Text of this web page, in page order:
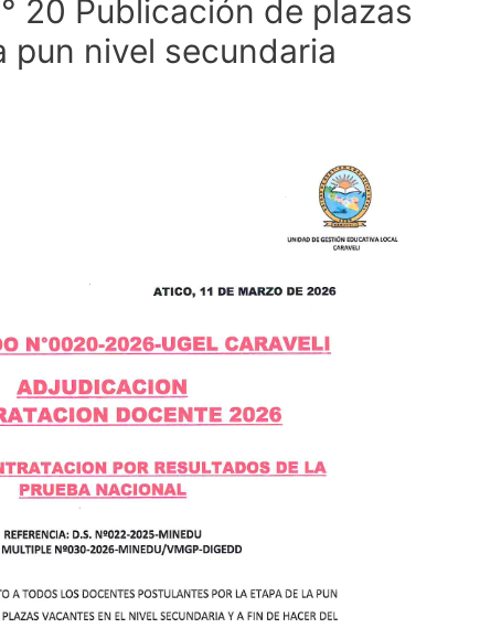
20 Publicación de plazas
pun nivel secundaria